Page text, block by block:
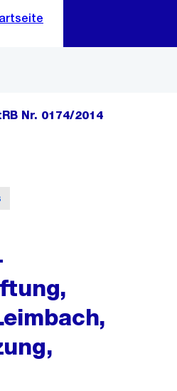
ein
Nr. 0174/2014